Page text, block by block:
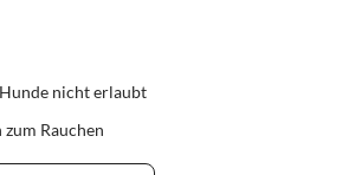
nicht erlaubt
Rauchen